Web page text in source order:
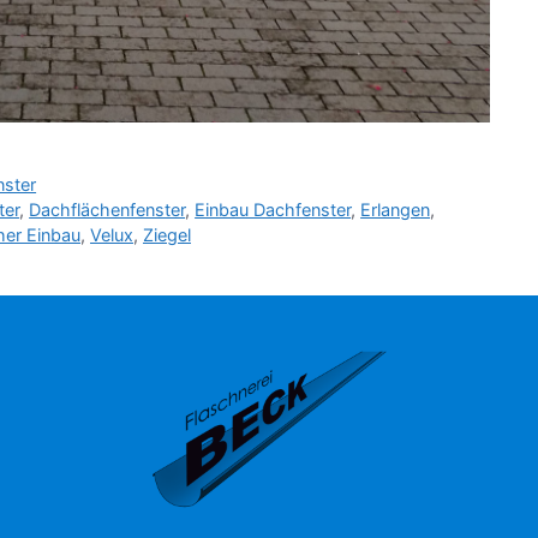
, Dachflächenfenster, Einbau Dachfenster, Erlangen,
Einbau, Velux, Ziegel